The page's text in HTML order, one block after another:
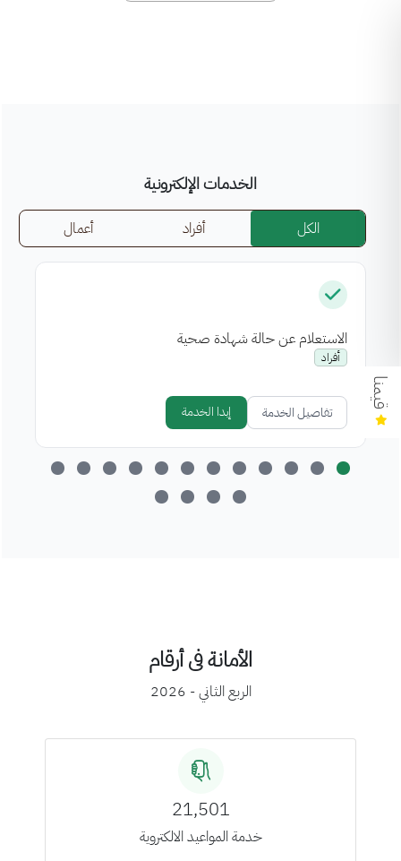
الخدمات الإلكترونية
الكل أفراد أعمال
الاستعلام عن حالة شهادة صحية
أفراد
تفاصيل الخدمة إبدا الخدمة
الأمانة فى أرقام
الربع الثاني - 2026
21,501
خدمة المواعيد الالكتروية
قيمنا